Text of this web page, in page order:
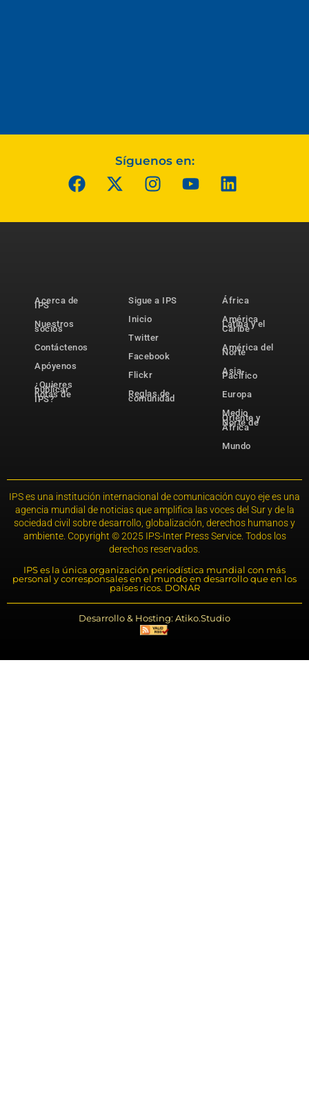
Síguenos en:
Acerca de
IPS
Nuestros
socios
Contáctenos
Apóyenos
¿Quieres
publicar
notas de
IPS?
Sigue a IPS
Inicio
Twitter
Facebook
Flickr
Reglas de
comunidad
África
América
Latina y el
Caribe
América del
Norte
Asia-
Pacífico
Europa
Medio
Oriente y
Norte de
África
Mundo
IPS es una institución internacional de comunicación cuyo eje es una
agencia mundial de noticias que amplifica las voces del Sur y de la
sociedad civil sobre desarrollo, globalización, derechos humanos y
ambiente. Copyright © 2025 IPS-Inter Press Service. Todos los
derechos reservados.
IPS es la única organización periodística mundial con más
personal y corresponsales en el mundo en desarrollo que en los
países ricos. DONAR
Desarrollo & Hosting: Atiko.Studio